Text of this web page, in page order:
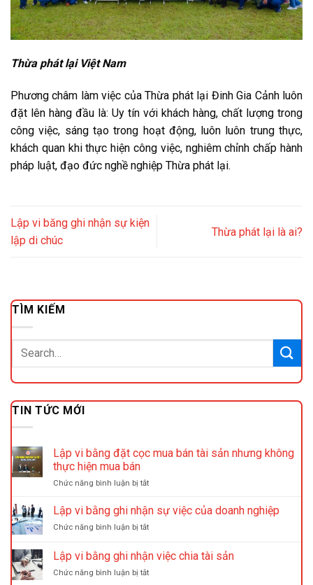
Thừa phát lại Việt Nam
Phương châm làm việc của Thừa phát lại Đinh Gia Cảnh luôn
đặt lên hàng đầu là: Uy tín với khách hàng, chất lượng trong
công việc, sáng tạo trong hoạt động, luôn luôn trung thực,
khách quan khi thực hiện công việc, nghiêm chỉnh chấp hành
pháp luật, đạo đức nghề nghiệp Thừa phát lại.
Lập vi băng ghi nhận sự kiện
lập di chúc
Thừa phát lại là ai?
TÌM KIẾM
TIN TỨC MỚI
Lập vi bằng đặt cọc mua bán tài sản nhưng không
thực hiện mua bán
Chức năng bình luận bị tắtở
vi
bằng
đặt
mua
tài
Lập vi bằng ghi nhận sự việc của doanh nghiệp
Chức năng bình luận bị tắtở
bằng
ghi
Lập vi bằng ghi nhận việc chia tài sản
Chức năng bình luận bị tắtở